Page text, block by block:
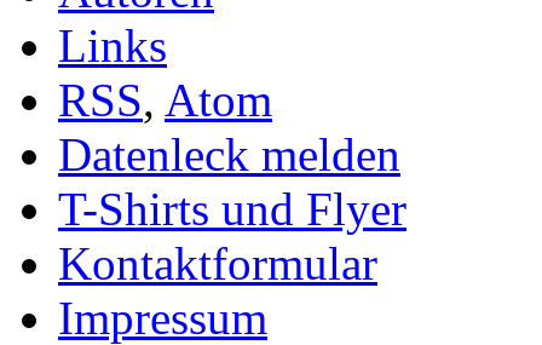
Links
RSS, Atom
Datenleck melden
T-Shirts und Flyer
Kontaktformular
Impressum